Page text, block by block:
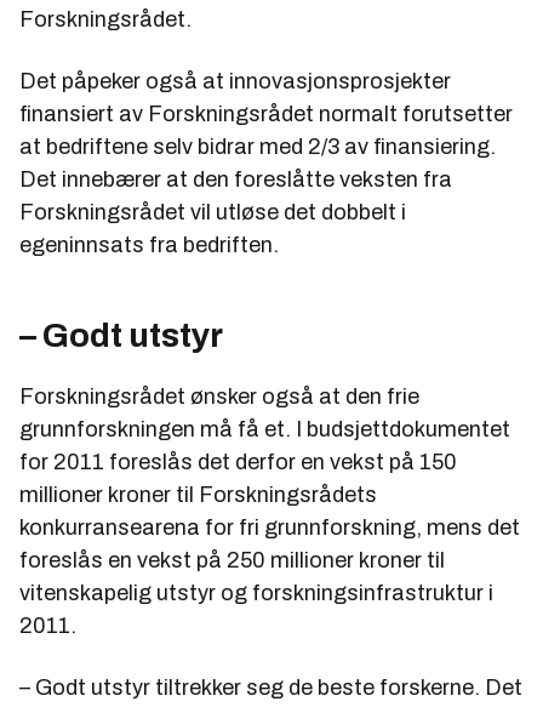
Forskningsrådet.
Det påpeker også at innovasjonsprosjekter
finansiert av Forskningsrådet normalt forutsetter
at bedriftene selv bidrar med 2/3 av finansiering.
Det innebærer at den foreslåtte veksten fra
Forskningsrådet vil utløse det dobbelt i
egeninnsats fra bedriften.
– Godt utstyr
Forskningsrådet ønsker også at den frie
grunnforskningen må få et. I budsjettdokumentet
for 2011 foreslås det derfor en vekst på 150
millioner kroner til Forskningsrådets
konkurransearena for fri grunnforskning, mens det
foreslås en vekst på 250 millioner kroner til
vitenskapelig utstyr og forskningsinfrastruktur i
2011.
– Godt utstyr tiltrekker seg de beste forskerne. Det